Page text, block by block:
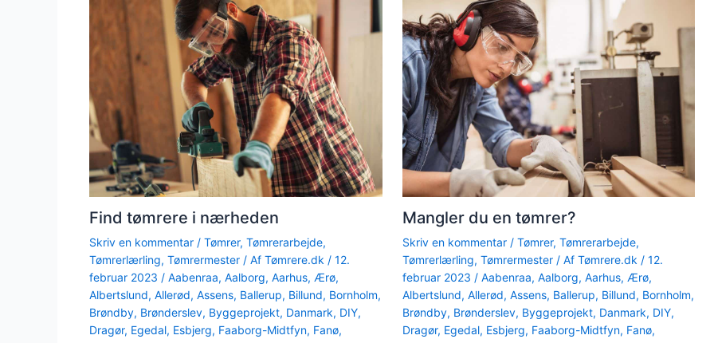
Find tømrere i nærheden
Skriv en kommentar / Tømrer, Tømrerarbejde,
Tømrerlærling, Tømrermester / Af Tømrere.dk / 12.
februar 2023 / Aabenraa, Aalborg, Aarhus, Ærø,
Albertslund, Allerød, Assens, Ballerup, Billund, Bornholm,
Brøndby, Brønderslev, Byggeprojekt, Danmark, DIY,
Dragør, Egedal, Esbjerg, Faaborg-Midtfyn, Fanø,
Mangler du en tømrer?
Skriv en kommentar / Tømrer, Tømrerarbejde,
Tømrerlærling, Tømrermester/ Af Tømrere.dk / 12.
februar 2023 / Aabenraa, Aalborg, Aarhus, Ærø,
Albertslund, Allerød, Assens, Ballerup, Billund, Bornholm,
Brøndby, Brønderslev, Byggeprojekt, Danmark, DIY,
Dragør, Egedal, Esbjerg, Faaborg-Midtfyn, Fanø,